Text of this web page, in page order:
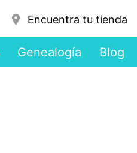
Encuentra tu tienda
Genealogía Blog